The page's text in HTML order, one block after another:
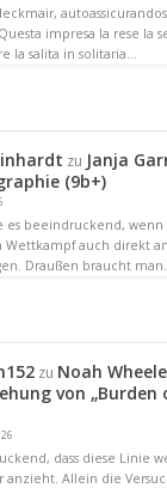
impresa la rese la
la salita in solitaria…
zu Janja
(9b+)
es beeindruckend, wenn
Wettkampf auch direkt
Draußen braucht
zu Noah
von „Burden
dass diese Linie
anzieht. Allein die